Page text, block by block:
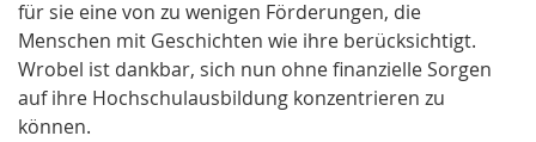
für sie eine von zu wenigen Förderungen, die
Menschen mit Geschichten wie ihre berücksichtigt.
Wrobel ist dankbar, sich nun ohne finanzielle Sorgen
auf ihre Hochschulausbildung konzentrieren zu
können.